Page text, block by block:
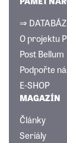
⇒
O projektu
Post Bellum
Podpořte
E-SHOP
MAGAZÍN
Články
Seriály